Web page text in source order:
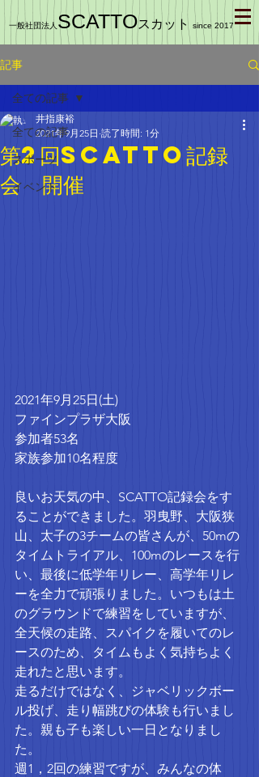
一般社団法人 SCATTOスカット since 2017
記事
全ての記事
スポーツ
イベント
全ての記事
第2回SCATTO記録
会 開催
井指康裕
2021年9月25日 読了時間: 1分
2021年9月25日(土)
ファインプラザ大阪
参加者53名
家族参加10名程度
良いお天気の中、SCATTO記録会をす
ることができました。羽曳野、大阪狭
山、太子の3チームの皆さんが、50mの
タイムトライアル、100mのレースを行
い、最後に低学年リレー、高学年リレ
ーを全力で頑張りました。いつもは土
のグラウンドで練習をしていますが、
全天候の走路、スパイクを履いてのレ
ースのため、タイムもよく気持ちよく
走れたと思います。
走るだけではなく、ジャベリックボー
ル投げ、走り幅跳びの体験も行いまし
た。親も子も楽しい一日となりまし
た。
週1，2回の練習ですが、みんなの体